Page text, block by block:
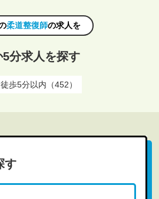
柔道整復師の求人を
5分求人を探す
歩5分以内（452）
す